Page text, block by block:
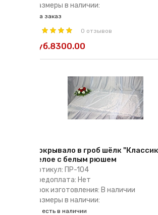
Размеры в наличии:
на заказ
0 отзывов
руб.8300.00
Покрывало в гроб шёлк
белое с белым рюшем
Артикул: ПР-104
Предоплата: Нет
Срок изготовления: В наличии
Размеры в наличии:
есть в наличии